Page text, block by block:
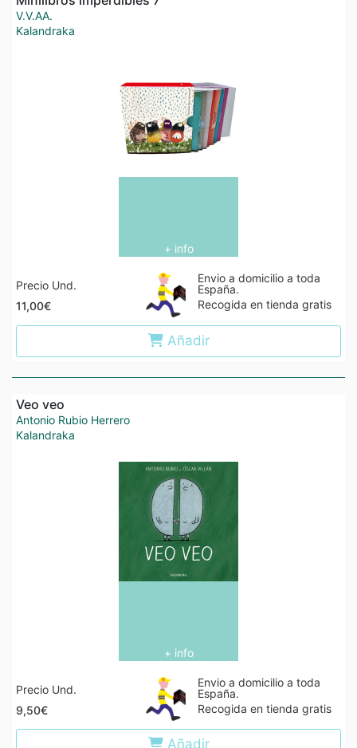
V.V.AA.
Kalandraka
+ info
Precio Und.
11,00€
Envio a domicilio a toda
España.
Recogida en tienda gratis
Añadir
Veo veo
Antonio Rubio Herrero
Kalandraka
+ info
Precio Und.
9,50€
Envio a domicilio a toda
España.
Recogida en tienda gratis
Añadir